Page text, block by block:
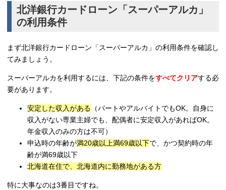
北洋銀行カードローン「スーパーアルカ」
の利用条件
まず北洋銀行カードローン「スーパーアルカ」 の利用条件を確認し
てみましょう。
スーパーアルカを利用するには、下記の条件をすべてクリアする必
要があります。
安定した収入がある （パートやアルバイトでもOK。自身に
収入がない専業主婦でも、配偶者に安定収入があればOK。
年金収入のみの方は不可）
申込時の年齢が満20歳以上満69歳以下で、かつ契約時の年
齢が満69歳以下
北海道在住で、北海道内に勤務地がある方
特に大事なのは3番目ですね。